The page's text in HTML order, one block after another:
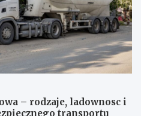
– rodzaje, ladownosc i
transportu